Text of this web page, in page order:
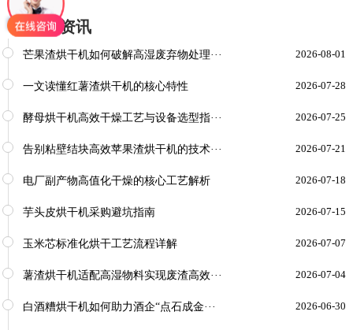
新闻资讯
芒果渣烘干机如何破解高湿废弃物处理··· 2026-08-01
一文读懂红薯渣烘干机的核心特性 2026-07-28
酵母烘干机高效干燥工艺与设备选型指··· 2026-07-25
告别粘壁结块高效苹果渣烘干机的技术··· 2026-07-21
电厂副产物高值化干燥的核心工艺解析 2026-07-18
芋头皮烘干机采购避坑指南 2026-07-15
玉米芯标准化烘干工艺流程详解 2026-07-07
薯渣烘干机适配高湿物料实现废渣高效··· 2026-07-04
白酒糟烘干机如何助力酒企“点石成金··· 2026-06-30